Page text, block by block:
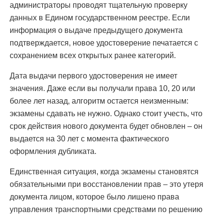
администраторы проводят тщательную проверку
данных в Едином государственном реестре. Если
информация о выдаче предыдущего документа
подтверждается, новое удостоверение печатается с
сохранением всех открытых ранее категорий.
Дата выдачи первого удостоверения не имеет
значения. Даже если вы получали права 10, 20 или
более лет назад, алгоритм остается неизменным:
экзамены сдавать не нужно. Однако стоит учесть, что
срок действия нового документа будет обновлен – он
выдается на 30 лет с момента фактического
оформления дубликата.
Единственная ситуация, когда экзамены становятся
обязательными при восстановлении прав – это утеря
документа лицом, которое было лишено права
управления транспортными средствами по решению